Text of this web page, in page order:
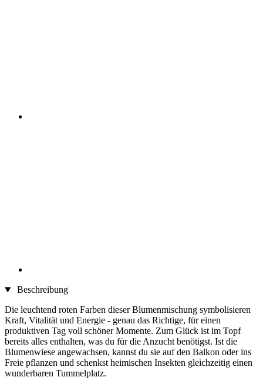
Beschreibung
Die leuchtend roten Farben dieser Blumenmischung symbolisieren
Kraft, Vitalität und Energie - genau das Richtige, für einen
produktiven Tag voll schöner Momente. Zum Glück ist im Topf
bereits alles enthalten, was du für die Anzucht benötigst. Ist die
Blumenwiese angewachsen, kannst du sie auf den Balkon oder ins
Freie pflanzen und schenkst heimischen Insekten gleichzeitig einen
wunderbaren Tummelplatz.